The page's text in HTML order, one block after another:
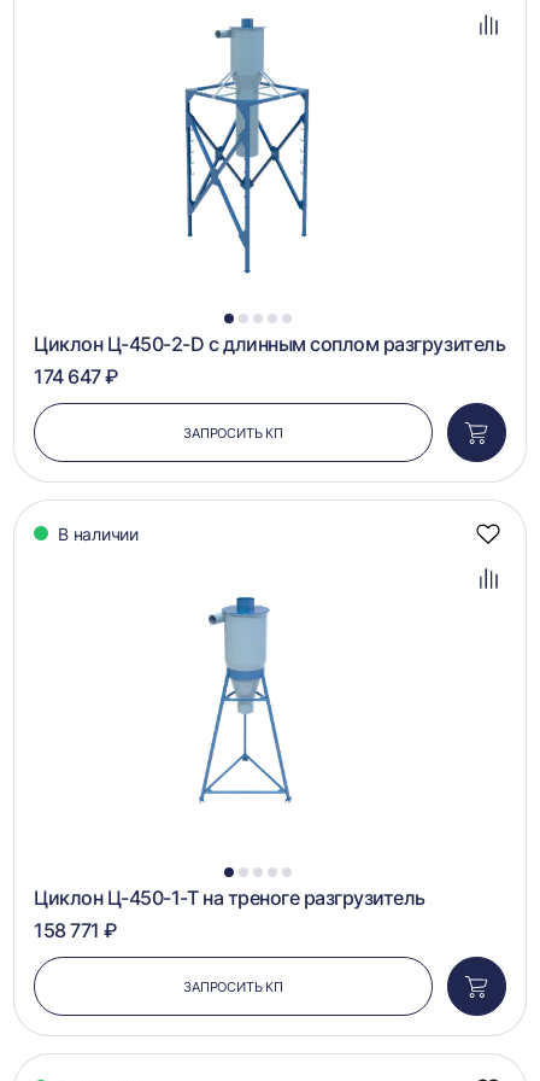
1 2 3 4 5
Циклон Ц-450-2-D с длинным соплом разгрузитель
174 647 ₽
ЗАПРОСИТЬ КП
в
В наличии
1 2 3 4 5
Циклон Ц-450-1-Т на треноге разгрузитель
158 771 ₽
ЗАПРОСИТЬ КП
в